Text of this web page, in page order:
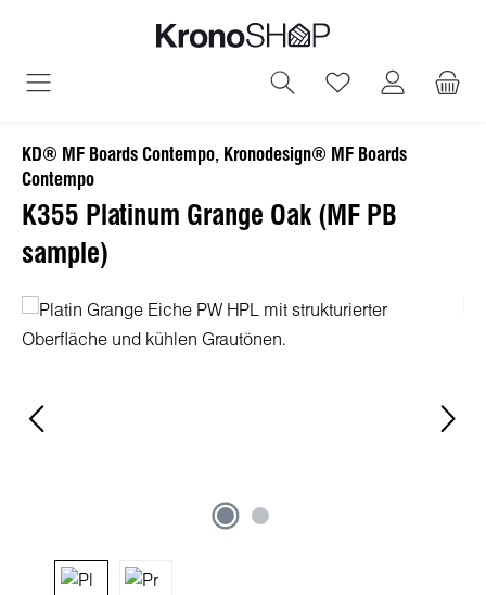
Du hast 0
KD® MF Boards Contempo, Kronodesign® MF Boards
Contempo
K355 Platinum Grange Oak (MF PB
sample)
Bildergalerie überspringen